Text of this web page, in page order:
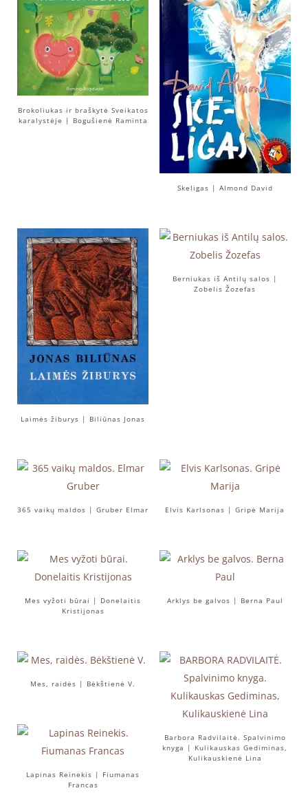
Brokoliukas ir braškytė Sveikatos
karalystėje | Bogušienė Raminta
Skeligas | Almond David
Laimės žiburys | Biliūnas Jonas
Berniukas iš Antilų salos |
Zobelis Žozefas
365 vaikų maldos | Gruber Elmar Elvis Karlsonas | Gripė Marija
Mes vyžoti būrai | Donelaitis
Kristijonas
Arklys be galvos | Berna Paul
Mes, raidės | Bėkštienė V.
Barbora Radvilaitė. Spalvinimo
knyga | Kulikauskas Gediminas,
Kulikauskienė Lina
Lapinas Reinekis | Fiumanas
Francas